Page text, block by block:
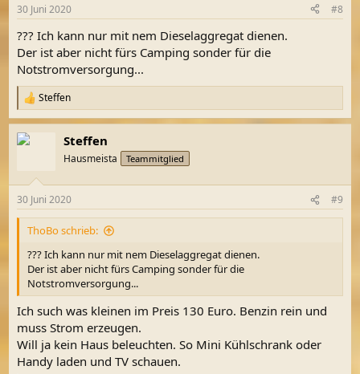
30 Juni 2020 #8
??? Ich kann nur mit nem Dieselaggregat dienen.
Der ist aber nicht fürs Camping sonder für die
Notstromversorgung...
R
e
a
k
e
n
Steffen
Steffen
Hausmeista Teammitglied
30 Juni 2020 #9
ThoBo schrieb:
??? Ich kann nur mit nem Dieselaggregat dienen.
Der ist aber nicht fürs Camping sonder für die
Notstromversorgung...
Ich such was kleinen im Preis 130 Euro. Benzin rein und
muss Strom erzeugen.
Will ja kein Haus beleuchten. So Mini Kühlschrank oder
Handy laden und TV schauen.